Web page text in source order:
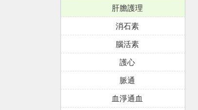
肝膽護理
消石素
腦活素
護心
脈通
血淨通血